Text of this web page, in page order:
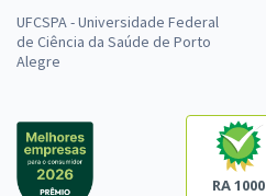
UFCSPA - Universidade Federal
de Ciência da Saúde de Porto
Alegre
RA 1000